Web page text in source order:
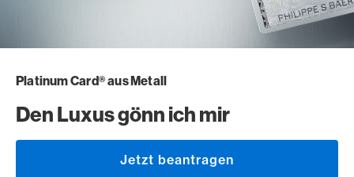
Platinum Card® aus Metall
Den Luxus gönn ich mir
Jetzt beantragen